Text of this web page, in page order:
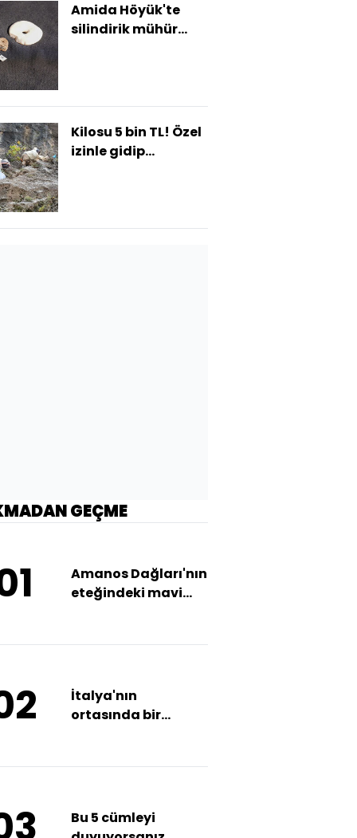
Amida Höyük'te
silindirik mühür
Kilosu 5 bin TL! Özel
izinle gidip
GEÇME
Amanos Dağları'nın
eteğindeki mavi
İtalya'nın
ortasında bir
Bu 5 cümleyi